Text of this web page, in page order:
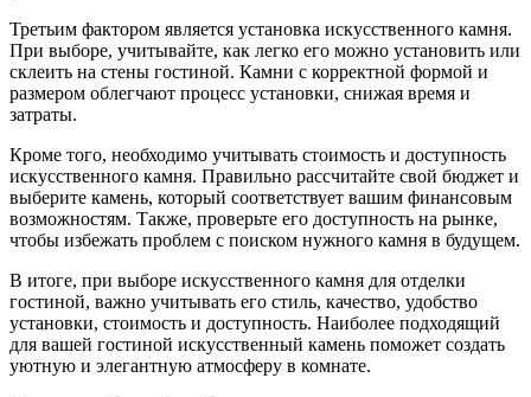
Третьим фактором является установка искусственного камня.
При выборе, учитывайте, как легко его можно установить или
склеить на стены гостиной. Камни с корректной формой и
размером облегчают процесс установки, снижая время и
затраты.
Кроме того, необходимо учитывать стоимость и доступность
искусственного камня. Правильно рассчитайте свой бюджет и
выберите камень, который соответствует вашим финансовым
возможностям. Также, проверьте его доступность на рынке,
чтобы избежать проблем с поиском нужного камня в будущем.
В итоге, при выборе искусственного камня для отделки
гостиной, важно учитывать его стиль, качество, удобство
установки, стоимость и доступность. Наиболее подходящий
для вашей гостиной искусственный камень поможет создать
уютную и элегантную атмосферу в комнате.